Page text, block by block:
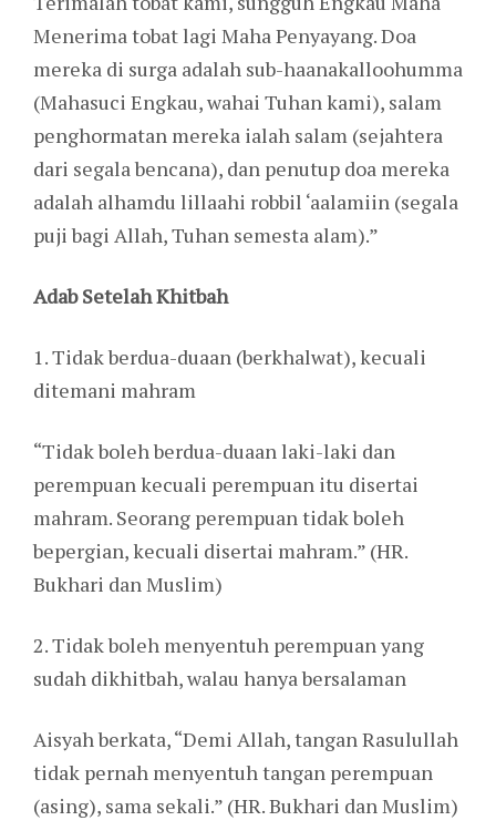
Menerima tobat lagi Maha Penyayang. Doa
mereka di surga adalah sub-haanakalloohumma
(Mahasuci Engkau, wahai Tuhan kami), salam
penghormatan mereka ialah salam (sejahtera
dari segala bencana), dan penutup doa mereka
adalah alhamdu lillaahi robbil ‘aalamiin (segala
puji bagi Allah, Tuhan semesta alam).”
Adab Setelah Khitbah
1. Tidak berdua-duaan (berkhalwat), kecuali
ditemani mahram
“Tidak boleh berdua-duaan laki-laki dan
perempuan kecuali perempuan itu disertai
mahram. Seorang perempuan tidak boleh
bepergian, kecuali disertai mahram.” (HR.
Bukhari dan Muslim)
2. Tidak boleh menyentuh perempuan yang
sudah dikhitbah, walau hanya bersalaman
Aisyah berkata, “Demi Allah, tangan Rasulullah
tidak pernah menyentuh tangan perempuan
(asing), sama sekali.” (HR. Bukhari dan Muslim)